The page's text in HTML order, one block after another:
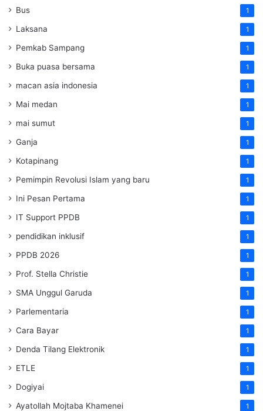
Bus 1
Laksana 1
Pemkab Sampang 1
Buka puasa bersama 1
macan asia indonesia 1
Mai medan 1
mai sumut 1
Ganja 1
Kotapinang 1
Pemimpin Revolusi Islam yang baru 1
Ini Pesan Pertama 1
IT Support PPDB 1
pendidikan inklusif 1
PPDB 2026 1
Prof. Stella Christie 1
SMA Unggul Garuda 1
Parlementaria 1
Cara Bayar 1
Denda Tilang Elektronik 1
ETLE 1
Dogiyai 1
Ayatollah Mojtaba Khamenei 1